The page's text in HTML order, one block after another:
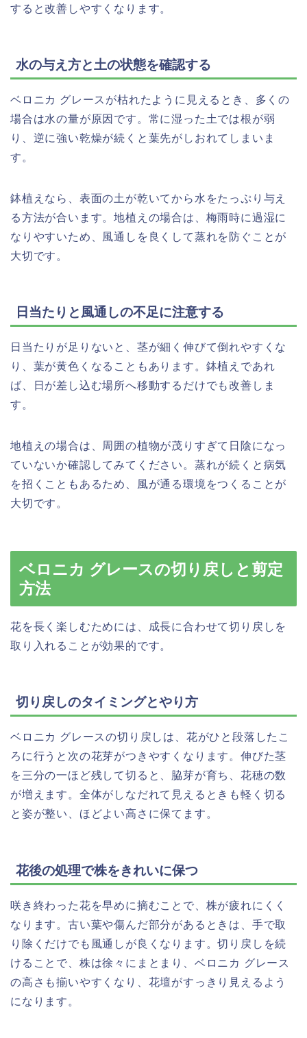
すると改善しやすくなります。
水の与え方と土の状態を確認する
ベロニカ グレースが枯れたように見えるとき、多くの
場合は水の量が原因です。常に湿った土では根が弱
り、逆に強い乾燥が続くと葉先がしおれてしまいま
す。
鉢植えなら、表面の土が乾いてから水をたっぷり与え
る方法が合います。地植えの場合は、梅雨時に過湿に
なりやすいため、風通しを良くして蒸れを防ぐことが
大切です。
日当たりと風通しの不足に注意する
日当たりが足りないと、茎が細く伸びて倒れやすくな
り、葉が黄色くなることもあります。鉢植えであれ
ば、日が差し込む場所へ移動するだけでも改善しま
す。
地植えの場合は、周囲の植物が茂りすぎて日陰になっ
ていないか確認してみてください。蒸れが続くと病気
を招くこともあるため、風が通る環境をつくることが
大切です。
ベロニカ グレースの切り戻しと剪定
方法
花を長く楽しむためには、成長に合わせて切り戻しを
取り入れることが効果的です。
切り戻しのタイミングとやり方
ベロニカ グレースの切り戻しは、花がひと段落したこ
ろに行うと次の花芽がつきやすくなります。伸びた茎
を三分の一ほど残して切ると、脇芽が育ち、花穂の数
が増えます。全体がしなだれて見えるときも軽く切る
と姿が整い、ほどよい高さに保てます。
花後の処理で株をきれいに保つ
咲き終わった花を早めに摘むことで、株が疲れにくく
なります。古い葉や傷んだ部分があるときは、手で取
り除くだけでも風通しが良くなります。切り戻しを続
けることで、株は徐々にまとまり、ベロニカ グレース
の高さも揃いやすくなり、花壇がすっきり見えるよう
になります。